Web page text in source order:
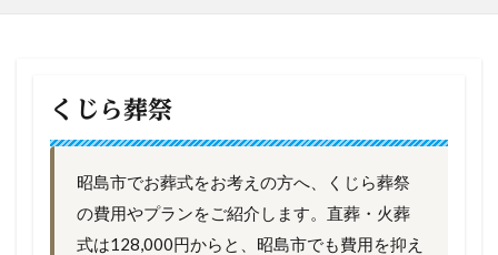
くじら葬祭
昭島市でお葬式をお考えの方へ、くじら葬祭
の費用やプランをご紹介します。直葬・火葬
式は128,000円からと、昭島市でも費用を抑え